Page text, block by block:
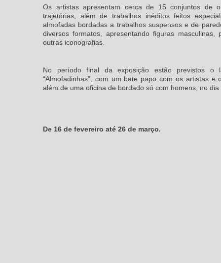
Os artistas apresentam cerca de 15 conjuntos de
trajetórias, além de trabalhos inéditos feitos
almofadas bordadas a trabalhos suspensos e de
diversos formatos, apresentando figuras
outras iconografias.
No período final da exposição estão previstos o
“Almofadinhas”, com um bate papo com os artistas
além de uma oficina de bordado só com homens, no
De 16 de fevereiro até 26 de março.